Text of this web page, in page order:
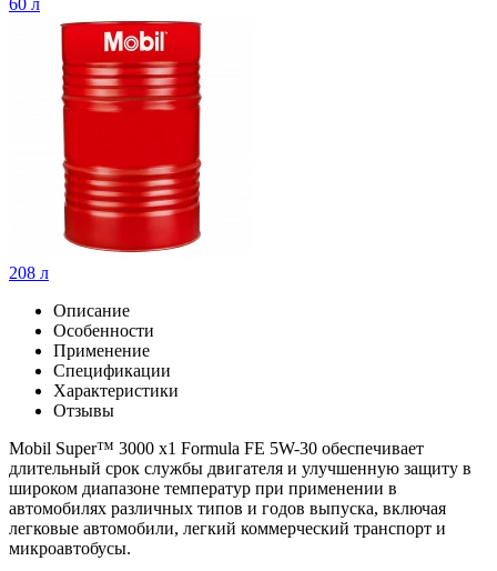
208 л
Описание
Особенности
Применение
Спецификации
Характеристики
Отзывы
Mobil Super™ 3000 x1 Formula FE 5W-30 обеспечивает
длительный срок службы двигателя и улучшенную защиту в
широком диапазоне температур при применении в
автомобилях различных типов и годов выпуска, включая
легковые автомобили, легкий коммерческий транспорт и
микроавтобусы.